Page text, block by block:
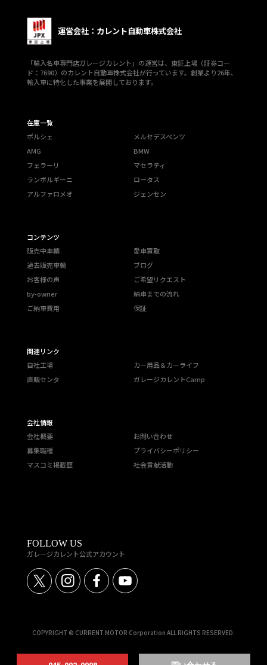
運営会社：カレント自動車株式会社
「輸入名車専門店ガレージカレント」の運営は、東証上場（証券コー
ド：7690）のカレント自動車株式会社が行っています。創業より26年、
輸入車に特化した事業を展開しております。
在庫一覧
ポルシェ
メルセデスベンツ
AMG
BMW
フェラーリ
マセラティ
ランボルギーニ
ロータス
アルファロメオ
ジェンセン
コンテンツ
販売中車輌
愛車買取
過去販売車輌
ブログ
お客様の声
ご希望リクエスト
by-owner
納車までの流れ
ご納車費用
保証
関連リンク
自社工場
カー用品＆カーライフ
直販センタ
ガレージカレントCamp
会社情報
会社概要
お問い合わせ
募集職種
プライバシーポリシー
マスコミ掲載歴
社会貢献活動
FOLLOW US
ガレージカレント公式アカウント
COPYRIGHT © CURRENT MOTOR Corporation ALL RIGHTS RESERVED.